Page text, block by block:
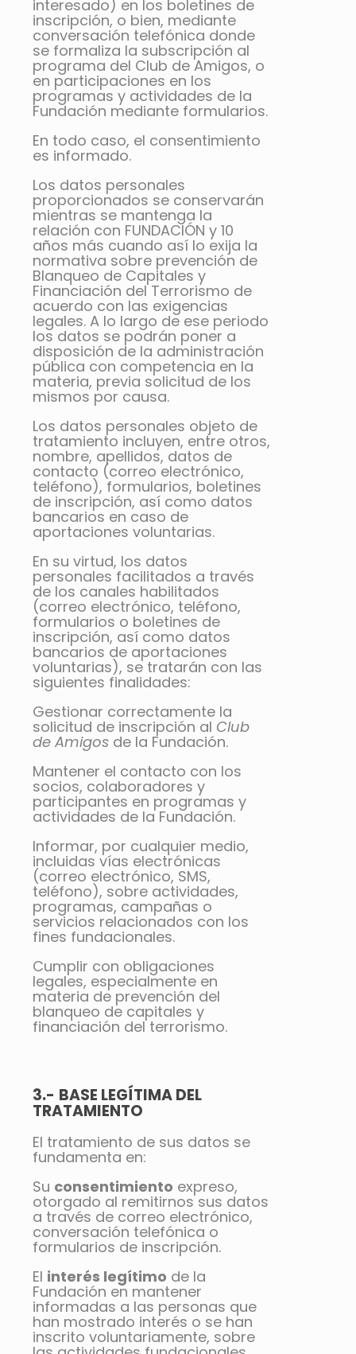
interesado) en los boletines de
inscripción, o bien, mediante
conversación telefónica donde
se formaliza la subscripción al
programa del Club de Amigos, o
en participaciones en los
programas y actividades de la
Fundación mediante formularios.
En todo caso, el consentimiento
es informado.
Los datos personales
proporcionados se conservarán
mientras se mantenga la
relación con FUNDACIÓN y 10
años más cuando así lo exija la
normativa sobre prevención de
Blanqueo de Capitales y
Financiación del Terrorismo de
acuerdo con las exigencias
legales. A lo largo de ese periodo
los datos se podrán poner a
disposición de la administración
pública con competencia en la
materia, previa solicitud de los
mismos por causa.
Los datos personales objeto de
tratamiento incluyen, entre otros,
nombre, apellidos, datos de
contacto (correo electrónico,
teléfono), formularios, boletines
de inscripción, así como datos
bancarios en caso de
aportaciones voluntarias.
En su virtud, los datos
personales facilitados a través
de los canales habilitados
(correo electrónico, teléfono,
formularios o boletines de
inscripción, así como datos
bancarios de aportaciones
voluntarias), se tratarán con las
siguientes finalidades:
Gestionar correctamente la
solicitud de inscripción al Club
de Amigos de la Fundación.
Mantener el contacto con los
socios, colaboradores y
participantes en programas y
actividades de la Fundación.
Informar, por cualquier medio,
incluidas vías electrónicas
(correo electrónico, SMS,
teléfono), sobre actividades,
programas, campañas o
servicios relacionados con los
fines fundacionales.
Cumplir con obligaciones
legales, especialmente en
materia de prevención del
blanqueo de capitales y
financiación del terrorismo.
3.- BASE LEGÍTIMA DEL
TRATAMIENTO
El tratamiento de sus datos se
fundamenta en:
Su consentimiento expreso,
otorgado al remitirnos sus datos
a través de correo electrónico,
conversación telefónica o
formularios de inscripción.
El interés legítimo de la
Fundación en mantener
informadas a las personas que
han mostrado interés o se han
inscrito voluntariamente, sobre